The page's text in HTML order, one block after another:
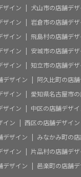
ザイン 犬山市の店舗デ
ザイン 岩倉市の店舗デ
ザイン 飛島村の店舗デ
ザイン 安城市の店舗デ
ザイン 知立市の店舗デ
デザイン 阿久比町の店
ザイン 愛知県名古屋市
ザイン 中区の店舗デザイ
イン 西区の店舗デザイン
デザイン みなかみ町の
ザイン 片品村の店舗デ
デザイン 邑楽町の店舗